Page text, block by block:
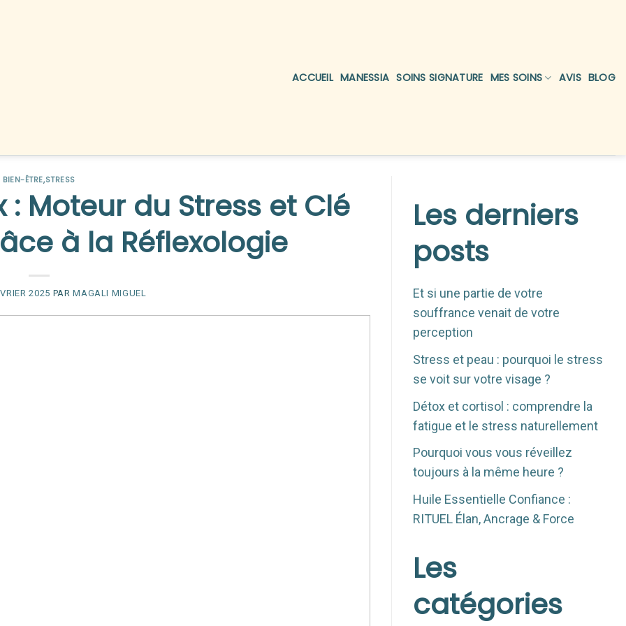
ACCUEIL MANESSIA SOINS SIGNATURE MES SOINS AVIS BLOG
BIEN-ÊTRE,STRESS
: Moteur du Stress et Clé
à la Réflexologie
2025 PARMAGALI MIGUEL
Les derniers
posts
Et si une partie de votre
souffrance venait de votre
perception
Stress et peau : pourquoi le stress
se voit sur votre visage ?
Détox et cortisol : comprendre la
fatigue et le stress naturellement
Pourquoi vous vous réveillez
toujours à la même heure ?
Huile Essentielle Confiance :
RITUEL Élan, Ancrage & Force
Les
catégories